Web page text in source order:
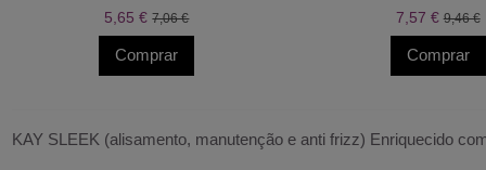
5,65 €7,06 €
Comprar
7,57 €9,46 €
Comprar
KAY SLEEK (alisamento, manutenção e anti frizz) Enriquecido